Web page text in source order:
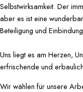
Selbstwirksamkeit. Der
aber es ist eine
Beteiligung und
Uns liegt es am Herzen,
erfrischende und
Wir wählen für unsere